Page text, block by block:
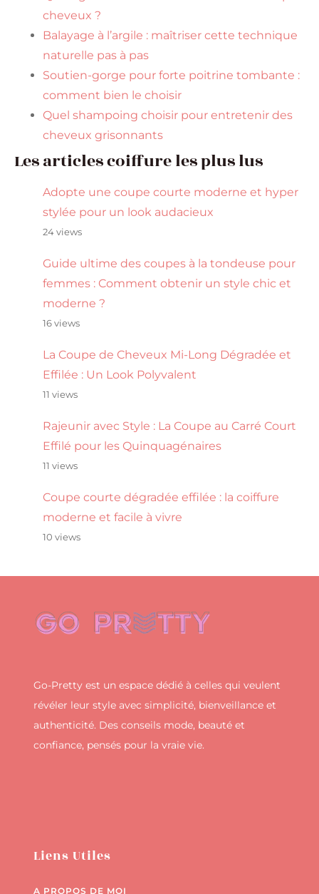
cheveux ?
Balayage à l’argile : maîtriser cette technique
naturelle pas à pas
Soutien-gorge pour forte poitrine tombante :
comment bien le choisir
Quel shampoing choisir pour entretenir des
cheveux grisonnants
Les articles coiffure les plus lus
Adopte une coupe courte moderne et hyper
stylée pour un look audacieux
24 views
Guide ultime des coupes à la tondeuse pour
femmes : Comment obtenir un style chic et
moderne ?
16 views
La Coupe de Cheveux Mi-Long Dégradée et
Effilée : Un Look Polyvalent
11 views
Rajeunir avec Style : La Coupe au Carré Court
Effilé pour les Quinquagénaires
11 views
Coupe courte dégradée effilée : la coiffure
moderne et facile à vivre
10 views
Go-Pretty est un espace dédié à celles qui veulent
révéler leur style avec simplicité, bienveillance et
authenticité. Des conseils mode, beauté et
confiance, pensés pour la vraie vie.
Liens Utiles
A PROPOS DE MOI